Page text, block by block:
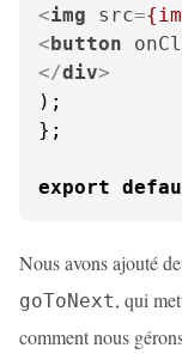
<img src=
<button
</div>
);
};
export
Nous avons ajouté
goToNext, qui
comment nous